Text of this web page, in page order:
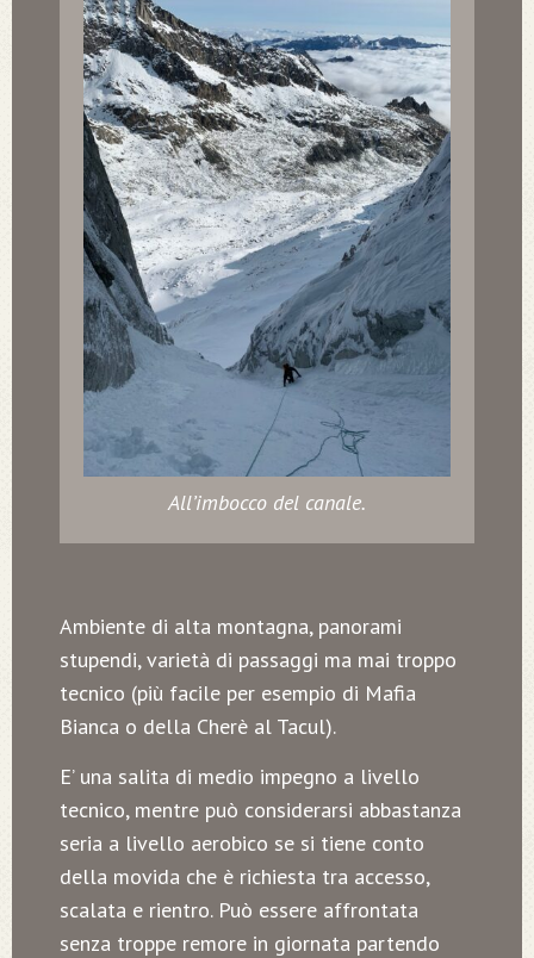
All’imbocco del canale.
Ambiente di alta montagna, panorami
stupendi, varietà di passaggi ma mai troppo
tecnico (più facile per esempio di Mafia
Bianca o della Cherè al Tacul).
E’ una salita di medio impegno a livello
tecnico, mentre può considerarsi abbastanza
seria a livello aerobico se si tiene conto
della movida che è richiesta tra accesso,
scalata e rientro. Può essere affrontata
senza troppe remore in giornata partendo